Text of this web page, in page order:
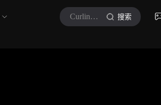
Curling冰壶 搜索